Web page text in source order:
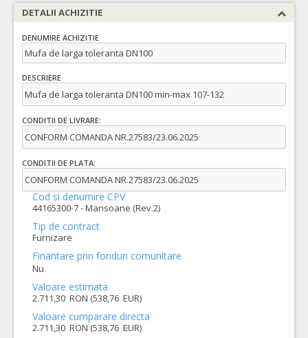
DETALII ACHIZITIE
DENUMIRE ACHIZITIE
Mufa de larga toleranta DN100
DESCRIERE
Mufa de larga toleranta DN100 min-max 107-132
CONDITII DE LIVRARE:
CONFORM COMANDA NR.27583/23.06.2025
CONDITII DE PLATA:
CONFORM COMANDA NR.27583/23.06.2025
Cod si denumire CPV
44165300-7 - Mansoane (Rev.2)
Tip de contract
Furnizare
Finantare prin fonduri comunitare
Nu
Valoare estimata
2.711,30 RON (538,76 EUR)
Valoare cumparare directa
2.711,30 RON (538,76 EUR)